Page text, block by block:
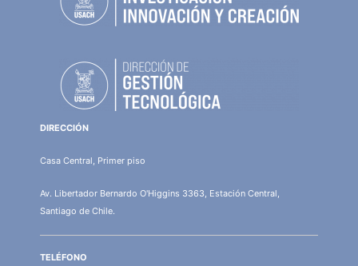
DIRECCIÓN
Casa Central, Primer piso
Av. Libertador Bernardo O'Higgins 3363, Estación Central,
Santiago de Chile.
TELÉFONO